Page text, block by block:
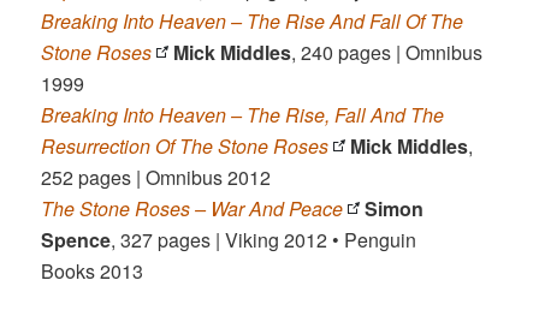
Breaking Into Heaven – The Rise And Fall Of The
Stone Roses
Mick Middles, 240 pages | Omnibus
1999
Breaking Into Heaven – The Rise, Fall And The
Resurrection Of The Stone Roses
Mick Middles,
252 pages | Omnibus 2012
The Stone Roses – War And Peace
Simon
Spence, 327 pages | Viking 2012 • Penguin
Books 2013